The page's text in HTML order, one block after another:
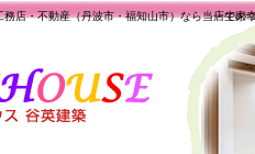
一生の
店・不動産（丹波市・福知山市）なら当店で家